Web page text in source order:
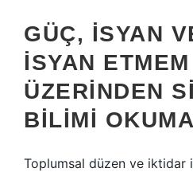
GÜÇ, İSYAN
İSYAN
ÜZERINDEN
BILIMI
Toplumsal düzen ve iktidar